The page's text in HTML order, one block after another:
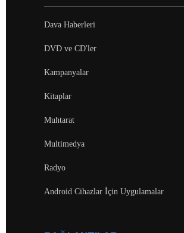
Dava Haberleri
DVD ve CD'ler
Kampanyalar
Kitaplar
Muhtarat
Multimedya
Radyo
Android Cihazlar İçin Uygulamalar